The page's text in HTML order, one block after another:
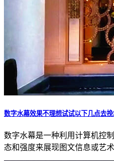
数字水幕效果不理想试试以下几点去
数字水幕是一种利用计算机控
态和强度来展现图文信息或艺